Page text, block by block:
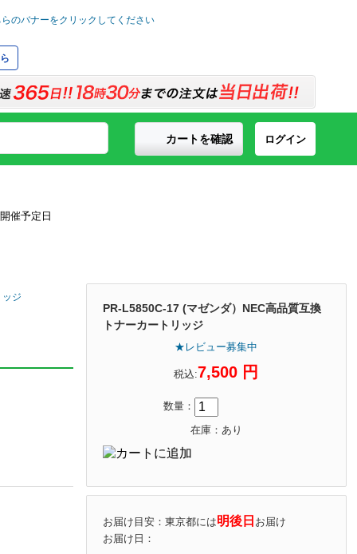
ログイン
カートを確認
ジ
PR-L5850C-17 (マゼンダ）NEC高品質互換
トナーカートリッジ
★レビュー募集中
税込:7,500 円
数量：
在庫：あり
お届け目安：東京都には明後日 お届け
お届け日：